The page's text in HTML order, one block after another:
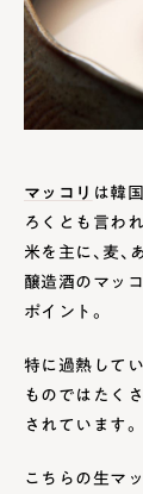
マッコリ は韓
ろくとも言わ
米を主に、麦
醸造酒のマッ
ポイント。
特に過熱して
ものではたく
されています。
こちらの生マ